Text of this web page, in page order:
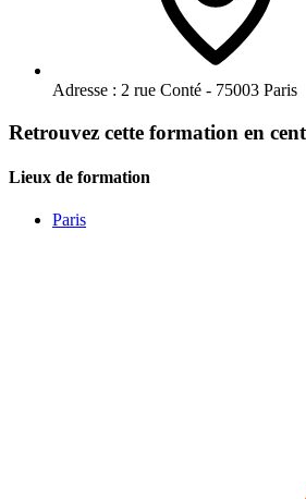
Adresse : 2 rue Conté - 75003 Paris
Retrouvez cette formation en
Lieux de formation
Paris